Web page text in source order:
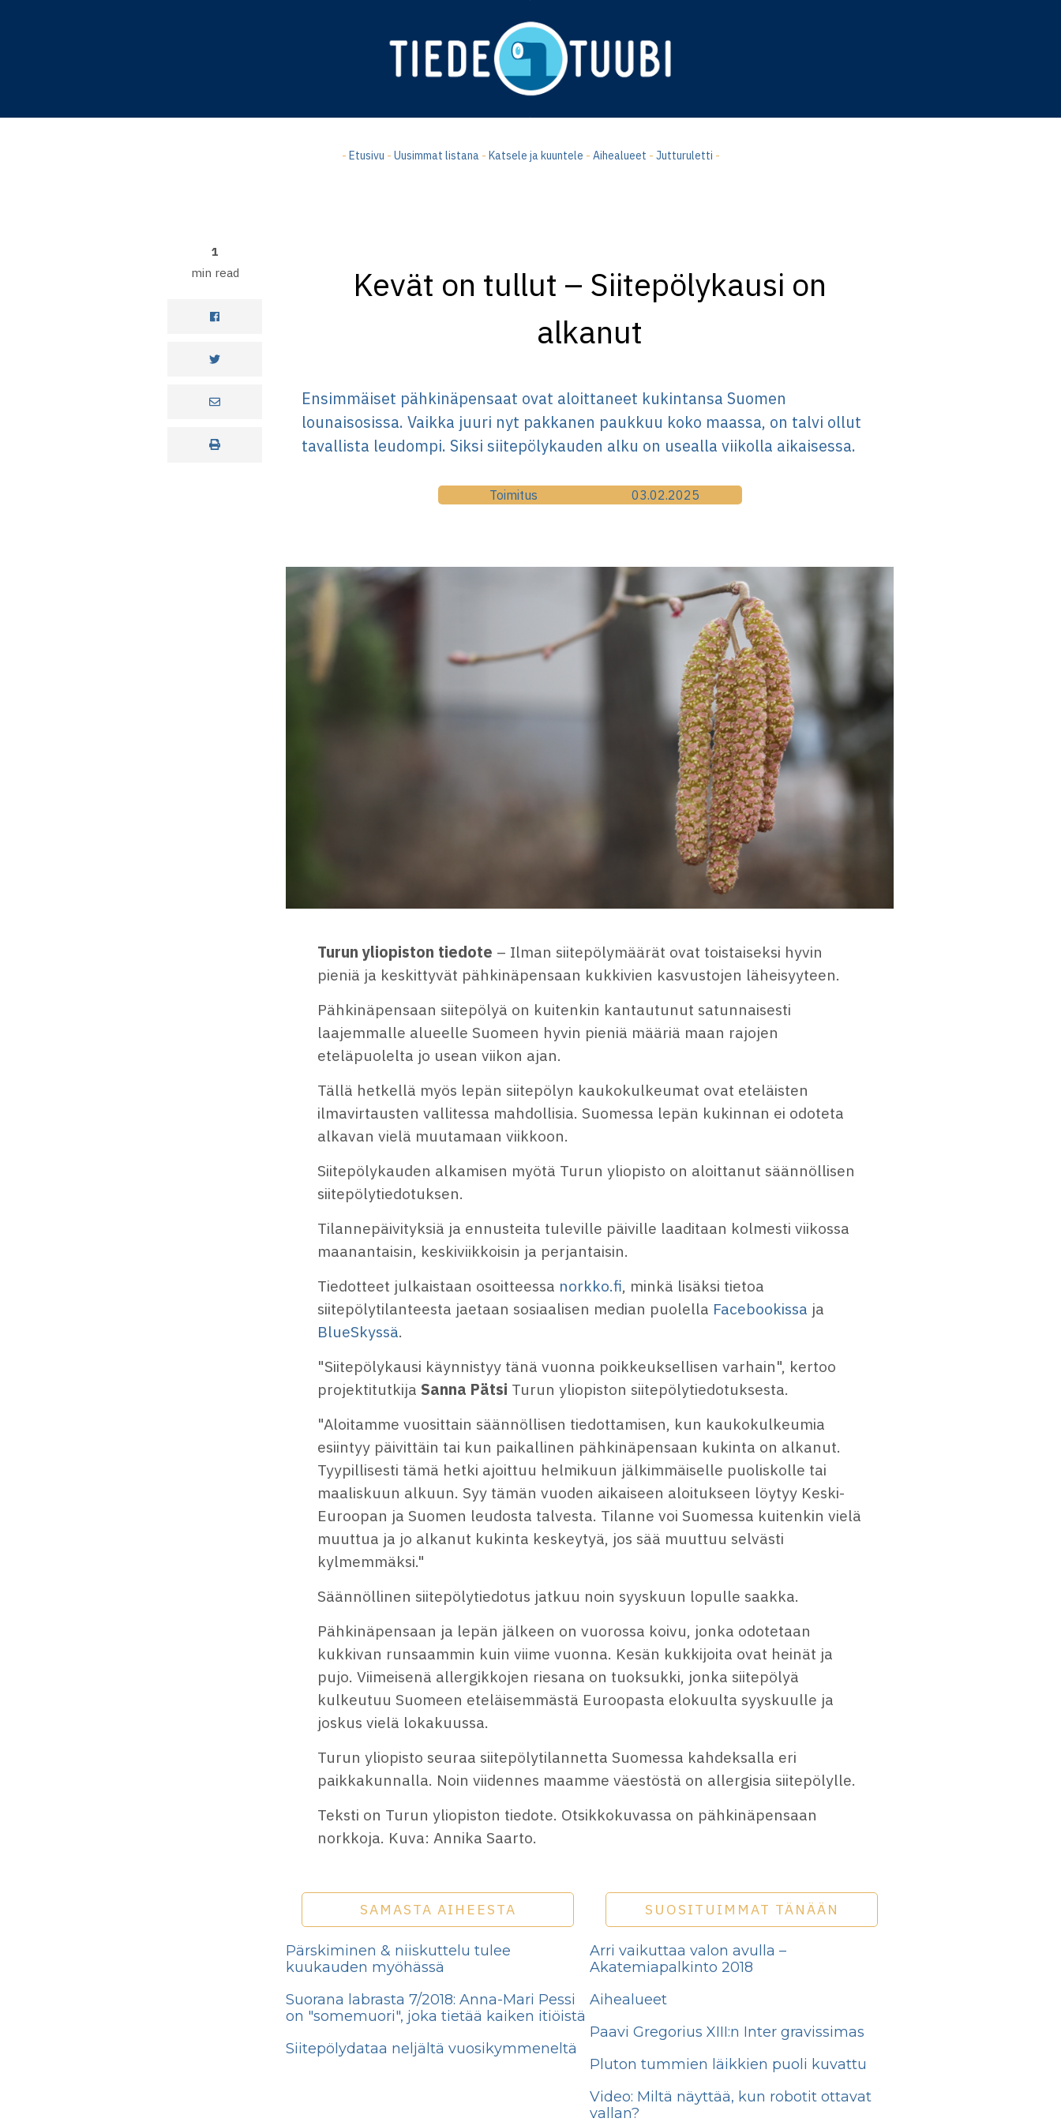
- Etusivu - Uusimmat listana- Katsele ja kuuntele - Aihealueet - Jutturuletti -
1
min read
Kevät on tullut – Siitepölykausi on
alkanut
Ensimmäiset pähkinäpensaat ovat aloittaneet kukintansa Suomen
lounaisosissa. Vaikka juuri nyt pakkanen paukkuu koko maassa, on talvi ollut
tavallista leudompi. Siksi siitepölykauden alku on usealla viikolla aikaisessa.
Toimitus 03.02.2025
Turun yliopiston tiedote – Ilman siitepölymäärät ovat toistaiseksi hyvin
pieniä ja keskittyvät pähkinäpensaan kukkivien kasvustojen läheisyyteen.
Pähkinäpensaan siitepölyä on kuitenkin kantautunut satunnaisesti
laajemmalle alueelle Suomeen hyvin pieniä määriä maan rajojen
eteläpuolelta jo usean viikon ajan.
Tällä hetkellä myös lepän siitepölyn kaukokulkeumat ovat eteläisten
ilmavirtausten vallitessa mahdollisia. Suomessa lepän kukinnan ei odoteta
alkavan vielä muutamaan viikkoon.
Siitepölykauden alkamisen myötä Turun yliopisto on aloittanut säännöllisen
siitepölytiedotuksen.
Tilannepäivityksiä ja ennusteita tuleville päiville laaditaan kolmesti viikossa
maanantaisin, keskiviikkoisin ja perjantaisin.
Tiedotteet julkaistaan osoitteessa norkko.fi, minkä lisäksi tietoa
siitepölytilanteesta jaetaan sosiaalisen median puolella Facebookissa ja
BlueSkyssä.
"Siitepölykausi käynnistyy tänä vuonna poikkeuksellisen varhain", kertoo
projektitutkija Sanna Pätsi Turun yliopiston siitepölytiedotuksesta.
"Aloitamme vuosittain säännöllisen tiedottamisen, kun kaukokulkeumia
esiintyy päivittäin tai kun paikallinen pähkinäpensaan kukinta on alkanut.
Tyypillisesti tämä hetki ajoittuu helmikuun jälkimmäiselle puoliskolle tai
maaliskuun alkuun. Syy tämän vuoden aikaiseen aloitukseen löytyy Keski-
Euroopan ja Suomen leudosta talvesta. Tilanne voi Suomessa kuitenkin vielä
muuttua ja jo alkanut kukinta keskeytyä, jos sää muuttuu selvästi
kylmemmäksi."
Säännöllinen siitepölytiedotus jatkuu noin syyskuun lopulle saakka.
Pähkinäpensaan ja lepän jälkeen on vuorossa koivu, jonka odotetaan
kukkivan runsaammin kuin viime vuonna. Kesän kukkijoita ovat heinät ja
pujo. Viimeisenä allergikkojen riesana on tuoksukki, jonka siitepölyä
kulkeutuu Suomeen eteläisemmästä Euroopasta elokuulta syyskuulle ja
joskus vielä lokakuussa.
Turun yliopisto seuraa siitepölytilannetta Suomessa kahdeksalla eri
paikkakunnalla. Noin viidennes maamme väestöstä on allergisia siitepölylle.
Teksti on Turun yliopiston tiedote. Otsikkokuvassa on pähkinäpensaan
norkkoja. Kuva: Annika Saarto.
SAMASTA AIHEESTA
Pärskiminen & niiskuttelu tulee
kuukauden myöhässä
Suorana labrasta 7/2018: Anna-Mari Pessi
on "somemuori", joka tietää kaiken itiöistä
Siitepölydataa neljältä vuosikymmeneltä
SUOSITUIMMAT TÄNÄÄN
Arri vaikuttaa valon avulla –
Akatemiapalkinto 2018
Aihealueet
Paavi Gregorius XIII:n Inter gravissimas
Pluton tummien läikkien puoli kuvattu
Video: Miltä näyttää, kun robotit ottavat
vallan?